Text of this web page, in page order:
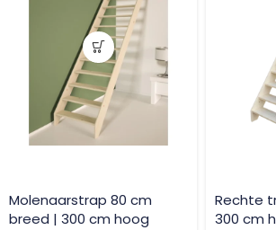
Molenaarstrap 80 cm
breed | 300 cm hoog
Rechte
300 cm